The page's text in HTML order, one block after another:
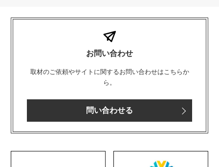
お問い合わせ
取材のご依頼やサイトに関するお問い合わせはこちらか
ら。
問い合わせる